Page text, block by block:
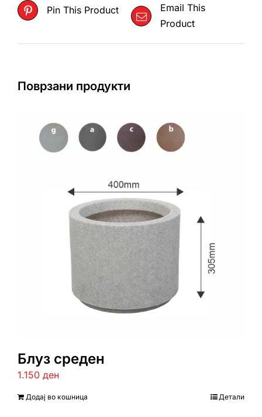
Pin This Product
Email This
Product
Поврзани продукти
Блуз среден
1.150 ден
Додај во кошница Детали